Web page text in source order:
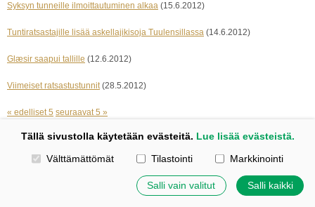
Syksyn tunneille ilmoittautuminen alkaa (15.6.2012)
Tuntiratsastajille lisää askellajikisoja Tuulensillassa (14.6.2012)
Glæsir saapui tallille (12.6.2012)
Viimeiset ratsastustunnit (28.5.2012)
« edelliset 5 seuraavat 5 »
Tehty Yhdistysavaimella |Evästeet
Tällä sivustolla käytetään evästeitä. Lue lisää evästeistä.
Valitse käytettävät evästeet
Välttämättömät Tilastointi Markkinointi
Salli vain valitut Salli kaikki